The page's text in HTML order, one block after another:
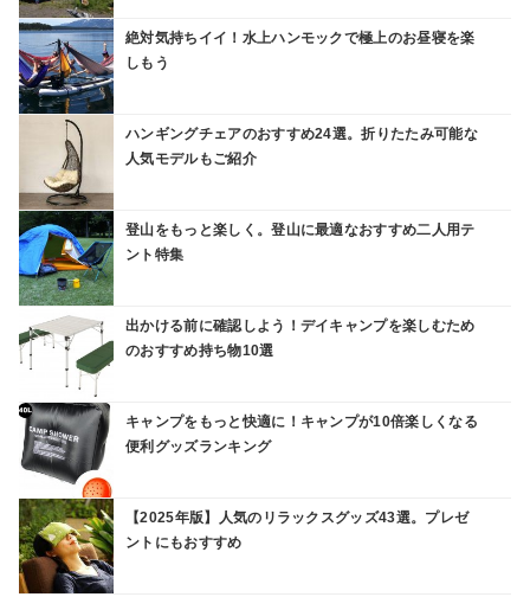
絶対気持ちイイ！水上ハンモックで極上のお昼寝を楽
しもう
ハンギングチェアのおすすめ24選。折りたたみ可能な
人気モデルもご紹介
登山をもっと楽しく。登山に最適なおすすめ二人用テ
ント特集
出かける前に確認しよう！デイキャンプを楽しむため
のおすすめ持ち物10選
キャンプをもっと快適に！キャンプが10倍楽しくなる
便利グッズランキング
【2025年版】人気のリラックスグッズ43選。プレゼ
ントにもおすすめ